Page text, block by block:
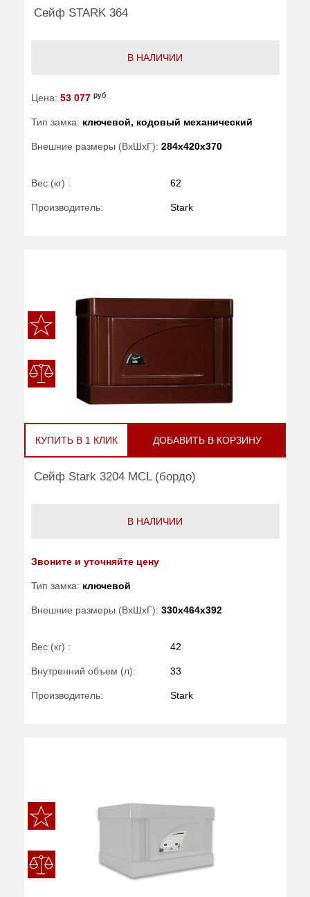
Сейф STARK 364
В НАЛИЧИИ
Цена: 53 077 руб
Тип замка: ключевой, кодовый механический
Внешние размеры (ВхШхГ): 284x420x370
Вес (кг) : 62
Производитель: Stark
КУПИТЬ В 1 КЛИК ДОБАВИТЬ В КОРЗИНУ
Сейф Stark 3204 MCL (бордо)
В НАЛИЧИИ
Звоните и уточняйте цену
Тип замка: ключевой
Внешние размеры (ВхШхГ): 330x464x392
Вес (кг) : 42
Внутренний объем (л): 33
Производитель: Stark